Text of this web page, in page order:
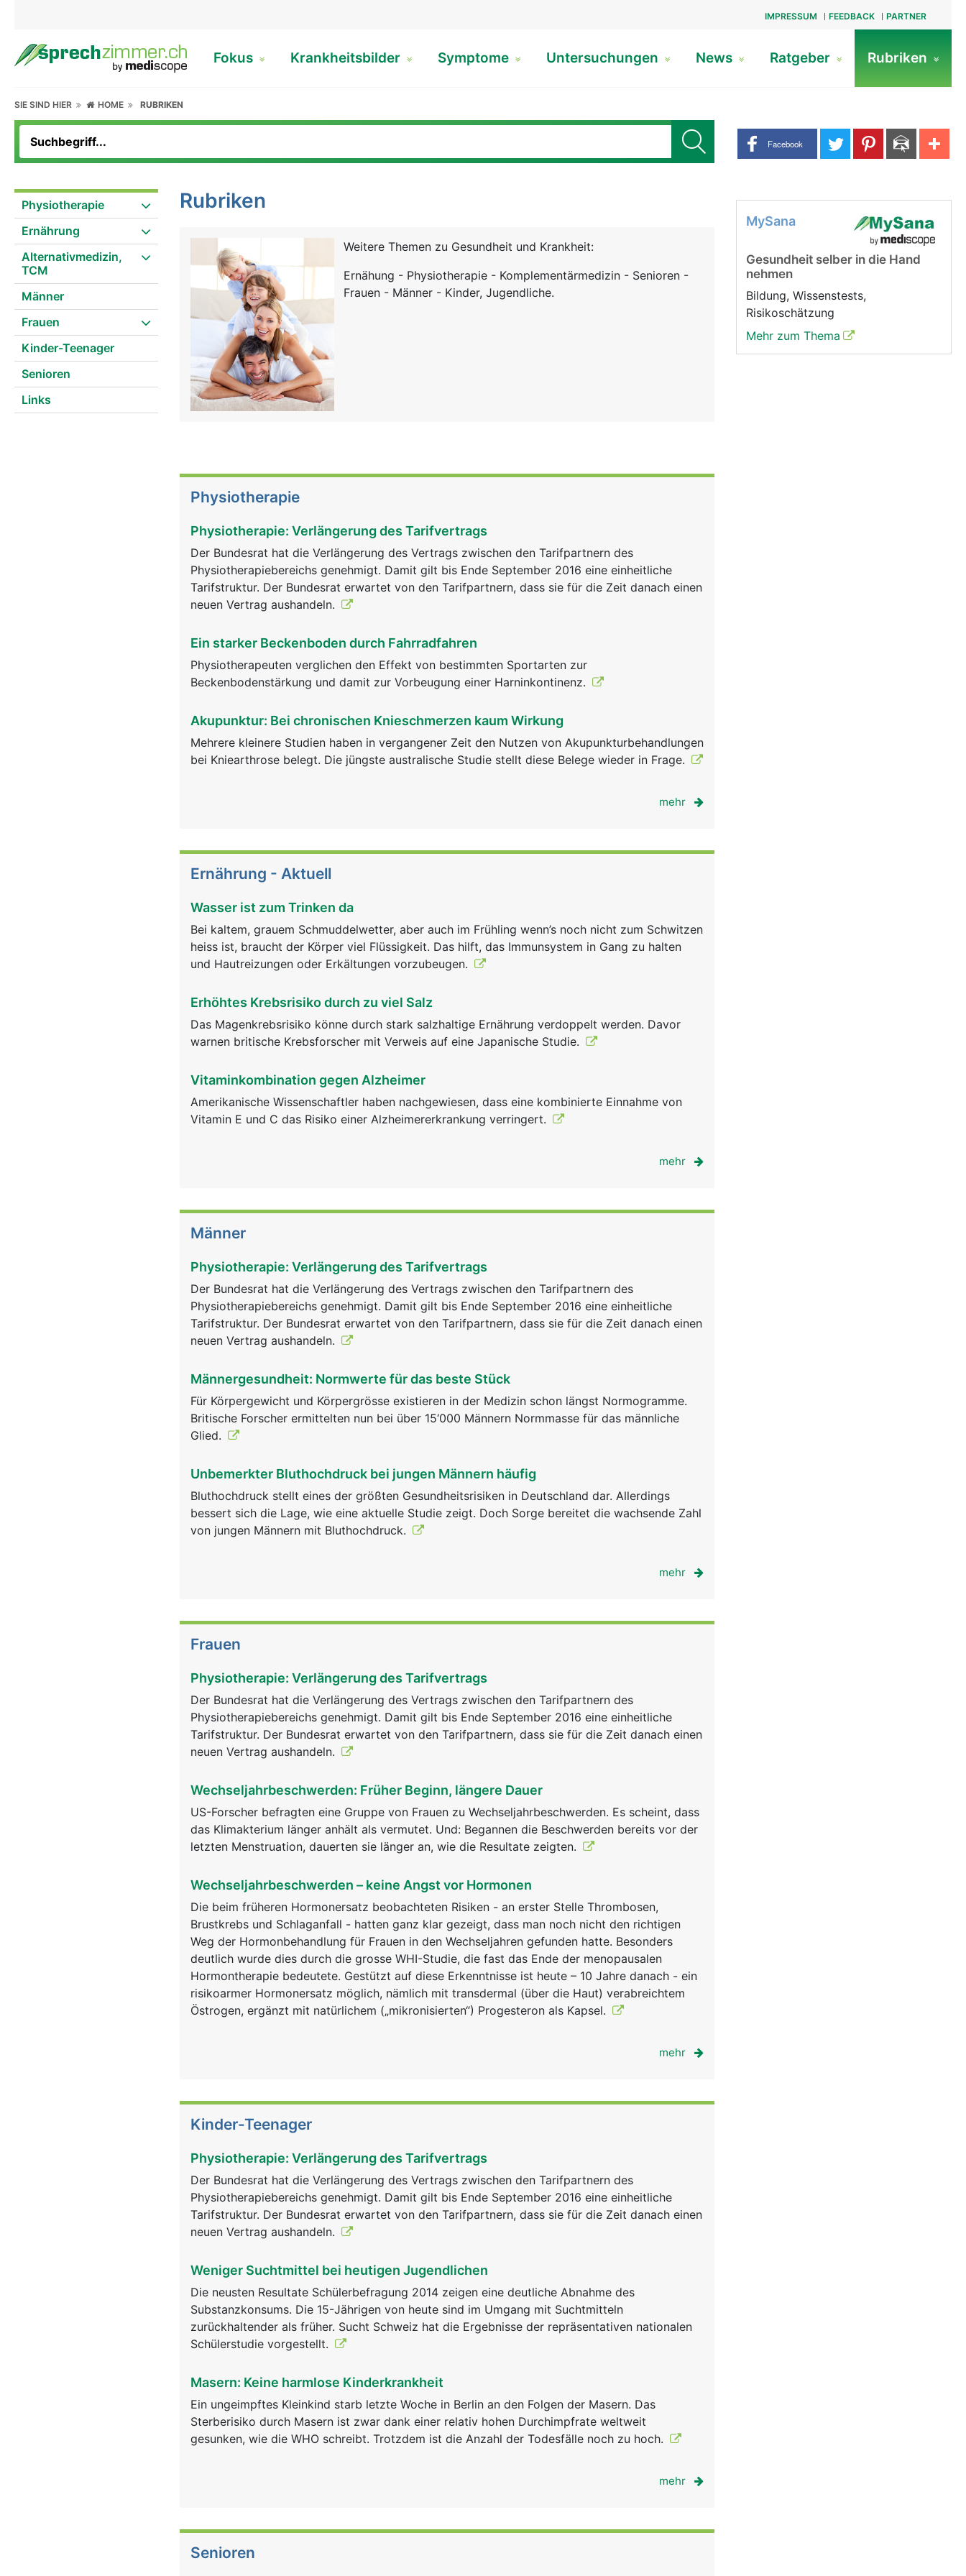
IMPRESSUM FEEDBACK PARTNER
Fokus Krankheitsbilder Symptome Untersuchungen News Ratgeber Rubriken
SIE SIND HIER HOME RUBRIKEN
Share buttons
Facebook
Physiotherapie
Ernährung
Alternativmedizin,
TCM
Männer
Frauen
Kinder-Teenager
Senioren
Links
Rubriken
Weitere Themen zu Gesundheit und Krankheit:
Ernähung - Physiotherapie - Komplementärmedizin - Senioren -
Frauen - Männer - Kinder, Jugendliche.
Physiotherapie
Physiotherapie: Verlängerung des Tarifvertrags
Der Bundesrat hat die Verlängerung des Vertrags zwischen den Tarifpartnern des
Physiotherapiebereichs genehmigt. Damit gilt bis Ende September 2016 eine einheitliche
Tarifstruktur. Der Bundesrat erwartet von den Tarifpartnern, dass sie für die Zeit danach einen
neuen Vertrag aushandeln.
Ein starker Beckenboden durch Fahrradfahren
Physiotherapeuten verglichen den Effekt von bestimmten Sportarten zur
Beckenbodenstärkung und damit zur Vorbeugung einer Harninkontinenz.
Akupunktur: Bei chronischen Knieschmerzen kaum Wirkung
Mehrere kleinere Studien haben in vergangener Zeit den Nutzen von Akupunkturbehandlungen
bei Kniearthrose belegt. Die jüngste australische Studie stellt diese Belege wieder in Frage.
mehr
Ernährung - Aktuell
Wasser ist zum Trinken da
Bei kaltem, grauem Schmuddelwetter, aber auch im Frühling wenn’s noch nicht zum Schwitzen
heiss ist, braucht der Körper viel Flüssigkeit. Das hilft, das Immunsystem in Gang zu halten
und Hautreizungen oder Erkältungen vorzubeugen.
Erhöhtes Krebsrisiko durch zu viel Salz
Das Magenkrebsrisiko könne durch stark salzhaltige Ernährung verdoppelt werden. Davor
warnen britische Krebsforscher mit Verweis auf eine Japanische Studie.
Vitaminkombination gegen Alzheimer
Amerikanische Wissenschaftler haben nachgewiesen, dass eine kombinierte Einnahme von
Vitamin E und C das Risiko einer Alzheimererkrankung verringert.
mehr
Männer
Physiotherapie: Verlängerung des Tarifvertrags
Der Bundesrat hat die Verlängerung des Vertrags zwischen den Tarifpartnern des
Physiotherapiebereichs genehmigt. Damit gilt bis Ende September 2016 eine einheitliche
Tarifstruktur. Der Bundesrat erwartet von den Tarifpartnern, dass sie für die Zeit danach einen
neuen Vertrag aushandeln.
Männergesundheit: Normwerte für das beste Stück
Für Körpergewicht und Körpergrösse existieren in der Medizin schon längst Normogramme.
Britische Forscher ermittelten nun bei über 15‘000 Männern Normmasse für das männliche
Glied.
Unbemerkter Bluthochdruck bei jungen Männern häufig
Bluthochdruck stellt eines der größten Gesundheitsrisiken in Deutschland dar. Allerdings
bessert sich die Lage, wie eine aktuelle Studie zeigt. Doch Sorge bereitet die wachsende Zahl
von jungen Männern mit Bluthochdruck.
mehr
Frauen
Physiotherapie: Verlängerung des Tarifvertrags
Der Bundesrat hat die Verlängerung des Vertrags zwischen den Tarifpartnern des
Physiotherapiebereichs genehmigt. Damit gilt bis Ende September 2016 eine einheitliche
Tarifstruktur. Der Bundesrat erwartet von den Tarifpartnern, dass sie für die Zeit danach einen
neuen Vertrag aushandeln.
Wechseljahrbeschwerden: Früher Beginn, längere Dauer
US-Forscher befragten eine Gruppe von Frauen zu Wechseljahrbeschwerden. Es scheint, dass
das Klimakterium länger anhält als vermutet. Und: Begannen die Beschwerden bereits vor der
letzten Menstruation, dauerten sie länger an, wie die Resultate zeigten.
Wechseljahrbeschwerden – keine Angst vor Hormonen
Die beim früheren Hormonersatz beobachteten Risiken - an erster Stelle Thrombosen,
Brustkrebs und Schlaganfall - hatten ganz klar gezeigt, dass man noch nicht den richtigen
Weg der Hormonbehandlung für Frauen in den Wechseljahren gefunden hatte. Besonders
deutlich wurde dies durch die grosse WHI-Studie, die fast das Ende der menopausalen
Hormontherapie bedeutete. Gestützt auf diese Erkenntnisse ist heute – 10 Jahre danach - ein
risikoarmer Hormonersatz möglich, nämlich mit transdermal (über die Haut) verabreichtem
Östrogen, ergänzt mit natürlichem („mikronisierten“) Progesteron als Kapsel.
mehr
Kinder-Teenager
Physiotherapie: Verlängerung des Tarifvertrags
Der Bundesrat hat die Verlängerung des Vertrags zwischen den Tarifpartnern des
Physiotherapiebereichs genehmigt. Damit gilt bis Ende September 2016 eine einheitliche
Tarifstruktur. Der Bundesrat erwartet von den Tarifpartnern, dass sie für die Zeit danach einen
neuen Vertrag aushandeln.
Weniger Suchtmittel bei heutigen Jugendlichen
Die neusten Resultate Schülerbefragung 2014 zeigen eine deutliche Abnahme des
Substanzkonsums. Die 15-Jährigen von heute sind im Umgang mit Suchtmitteln
zurückhaltender als früher. Sucht Schweiz hat die Ergebnisse der repräsentativen nationalen
Schülerstudie vorgestellt.
Masern: Keine harmlose Kinderkrankheit
Ein ungeimpftes Kleinkind starb letzte Woche in Berlin an den Folgen der Masern. Das
Sterberisiko durch Masern ist zwar dank einer relativ hohen Durchimpfrate weltweit
gesunken, wie die WHO schreibt. Trotzdem ist die Anzahl der Todesfälle noch zu hoch.
mehr
Senioren
MySana
Gesundheit selber in die Hand
nehmen
Bildung, Wissenstests,
Risikoschätzung
Mehr zum Thema